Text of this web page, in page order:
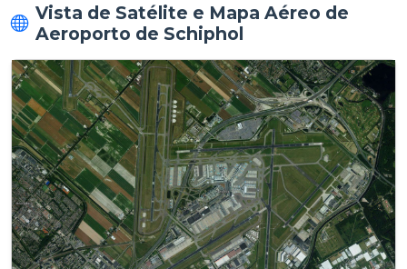
Vista de Satélite e Mapa Aéreo de
Aeroporto de Schiphol